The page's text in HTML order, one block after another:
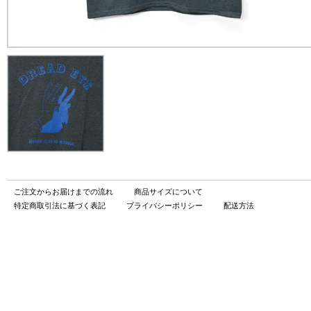
ご注文からお届けまでの流れ
商品サイズについて
特定商取引法に基づく表記
プライバシーポリシー 配送方法